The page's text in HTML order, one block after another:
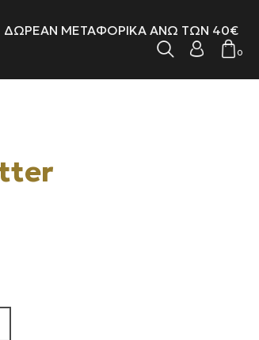
ΔΩΡΕΑΝ ΜΕΤΑΦΟΡΙΚΑ ΑΝΩ ΤΩΝ 40€
0